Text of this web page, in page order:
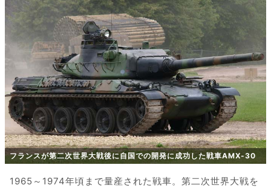
フランスが第二次世界大戦後に自国での開発に成功した戦車AMX-30
1965～1974年頃まで量産された戦車。第二次世界大戦を